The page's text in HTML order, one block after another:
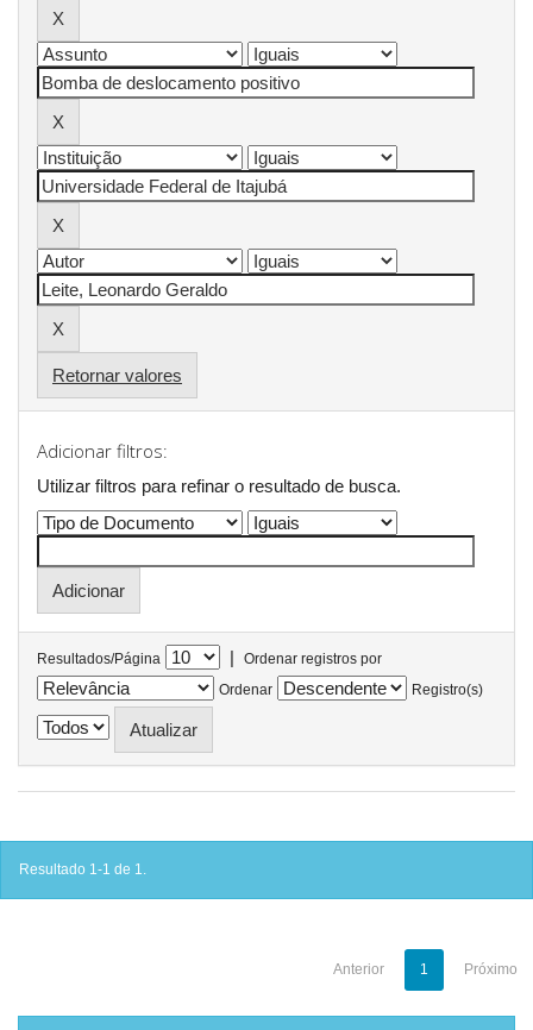
Retornar valores
Adicionar filtros:
Utilizar filtros para refinar o resultado de busca.
Resultados/Página |
Ordenar registros por
Ordenar
Registro(s)
Resultado 1-1 de 1.
Anterior 1 Próximo